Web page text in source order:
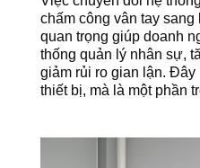
chấm công vân tay
quan trọng giúp doanh
thống quản lý nhân sự,
giảm rủi ro gian lận.
thiết bị, mà là một phần